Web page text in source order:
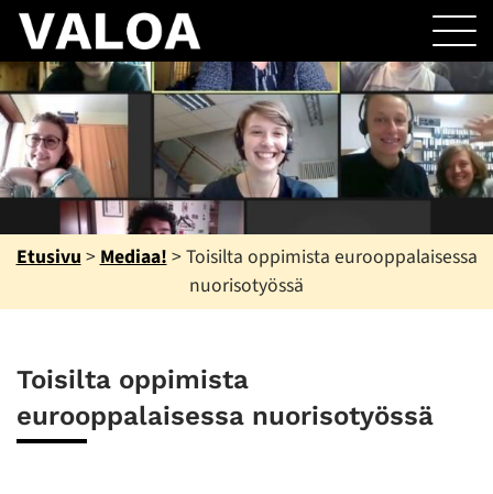
Etusivu > Mediaa! > Toisilta oppimista eurooppalaisessa
nuorisotyössä
Toisilta oppimista
eurooppalaisessa nuorisotyössä